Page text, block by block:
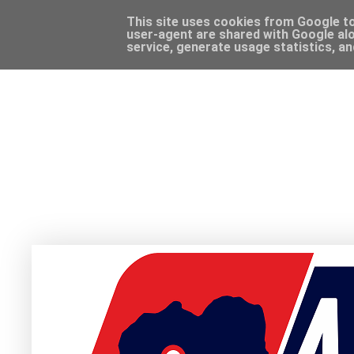
This site uses cookies from Google
user-agent are shared with Google
service, generate usage statistics,